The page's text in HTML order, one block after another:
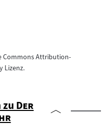
Commons Attribution-
Lizenz.
"
Der
"